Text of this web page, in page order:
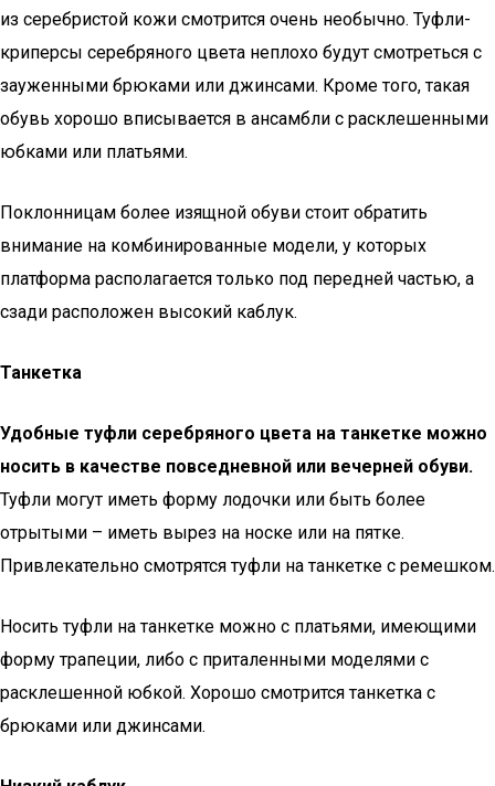
из серебристой кожи смотрится очень необычно. Туфли-
криперсы серебряного цвета неплохо будут смотреться с
зауженными брюками или джинсами. Кроме того, такая
обувь хорошо вписывается в ансамбли с расклешенными
юбками или платьями.
Поклонницам более изящной обуви стоит обратить
внимание на комбинированные модели, у которых
платформа располагается только под передней частью, а
сзади расположен высокий каблук.
Танкетка
Удобные туфли серебряного цвета на танкетке можно
носить в качестве повседневной или вечерней обуви.
Туфли могут иметь форму лодочки или быть более
отрытыми – иметь вырез на носке или на пятке.
Привлекательно смотрятся туфли на танкетке с ремешком.
Носить туфли на танкетке можно с платьями, имеющими
форму трапеции, либо с приталенными моделями с
расклешенной юбкой. Хорошо смотрится танкетка с
брюками или джинсами.